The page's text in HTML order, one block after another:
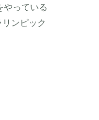
やっている
ンピック